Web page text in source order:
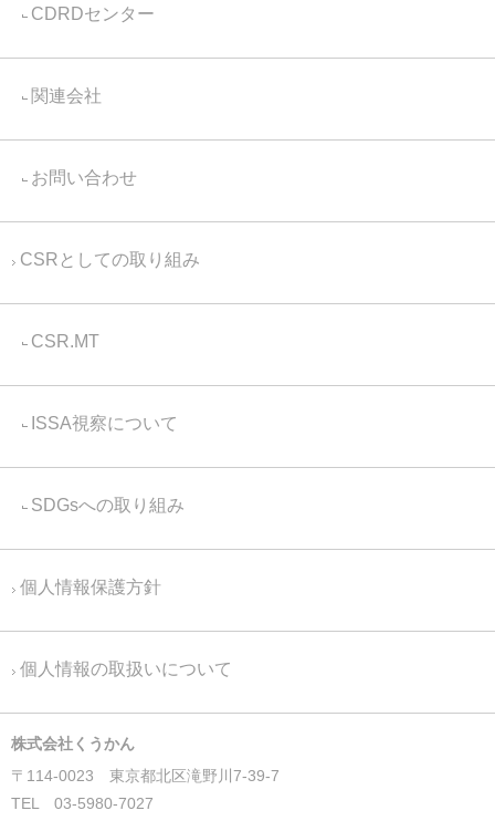
CDRDセンター
関連会社
お問い合わせ
CSRとしての取り組み
CSR.MT
ISSA視察について
SDGsへの取り組み
個人情報保護方針
個人情報の取扱いについて
株式会社くうかん
〒114-0023 東京都北区滝野川7-39-7
TEL 03-5980-7027